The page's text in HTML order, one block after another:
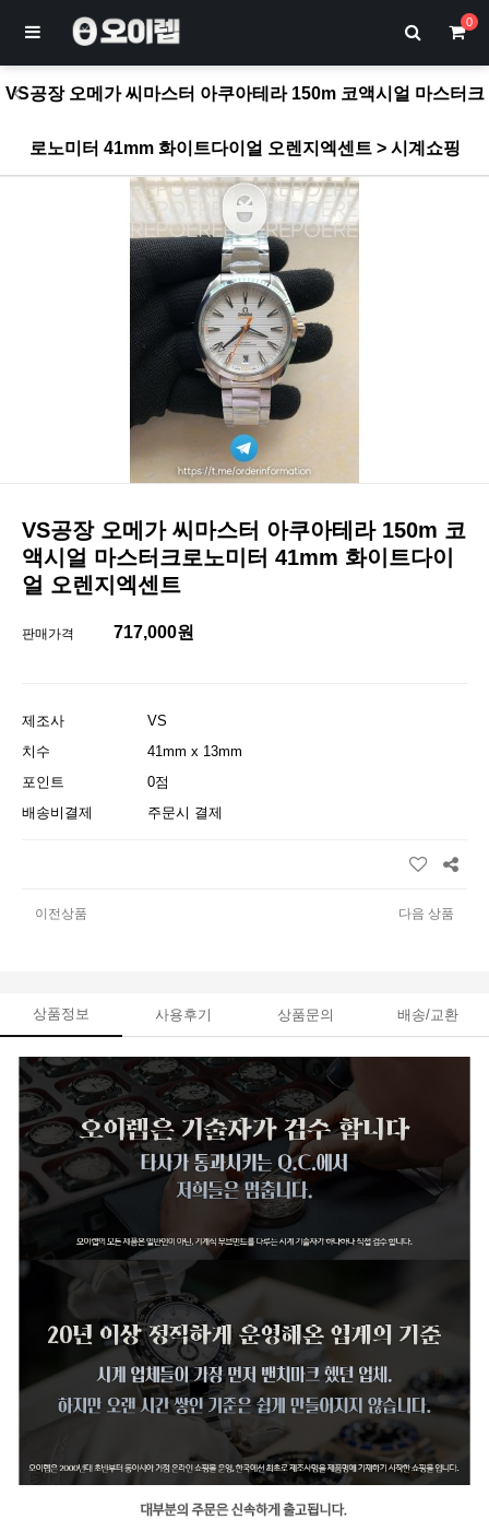
0
VS공장 오메가 씨마스터 아쿠아테라 150m 코액시얼 마스터크
로노미터 41mm 화이트다이얼 오렌지엑센트 > 시계쇼핑
VS공장 오메가 씨마스터 아쿠아테라 150m 코
액시얼 마스터크로노미터 41mm 화이트다이
얼 오렌지엑센트
판매가격 717,000원
제조사
VS
치수
41mm x 13mm
포인트
0점
배송비결제
주문시 결제
이전상품 다음 상품
상품정보 사용후기 상품문의 배송/교환